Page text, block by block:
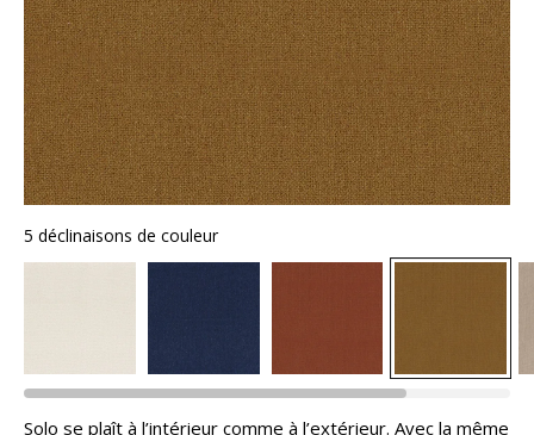
5 déclinaisons de couleur
Solo se plaît à l’intérieur comme à l’extérieur. Avec la même